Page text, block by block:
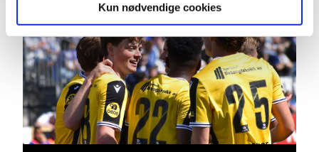
Kun nødvendige cookies